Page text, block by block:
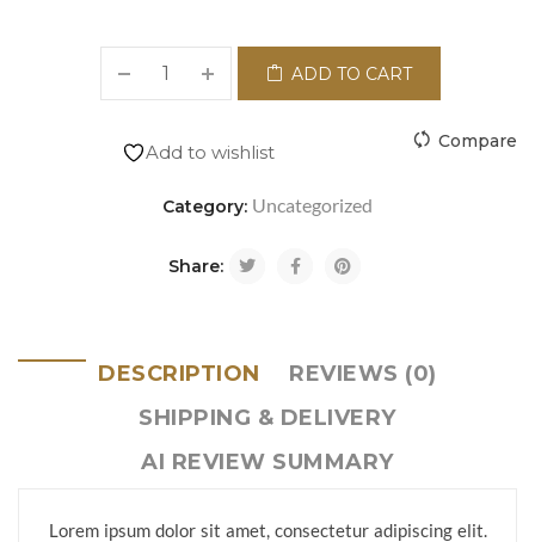
ADD TO CART
Add to wishlist Compare
Category: Uncategorized
Share:
DESCRIPTION
REVIEWS (0)
SHIPPING & DELIVERY
AI REVIEW SUMMARY
Lorem ipsum dolor sit amet, consectetur adipiscing elit.